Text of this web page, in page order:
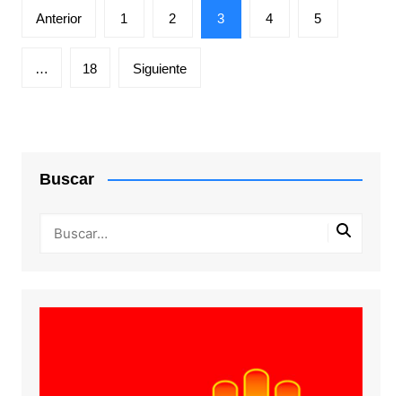
Paginación
entradas
Anterior 1 2 3 4 5
… 18 Siguiente
Buscar